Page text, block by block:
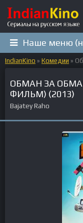
Наше меню
IndianKino » Комедии »
ОБМАН ЗА
ФИЛЬМ) (2013)
Bajatey Raho